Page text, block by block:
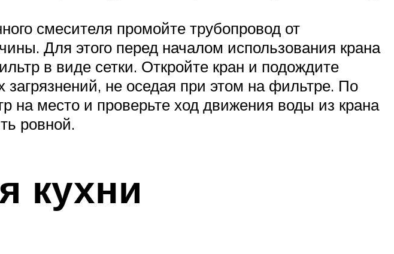
смесителя промойте трубопровод от
Для этого перед началом использования крана
в виде сетки. Откройте кран и подождите
загрязнений, не оседая при этом на фильтре. По
на место и проверьте ход движения воды из крана
ровной.
кухни